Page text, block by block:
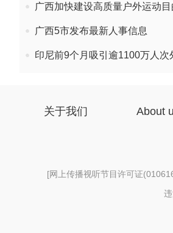
广西加快建设高质量户外运动
广西5市发布最新人事信息
印尼前9个月吸引逾1100万人次
关于我们 About
[网上传播视听节目许可证